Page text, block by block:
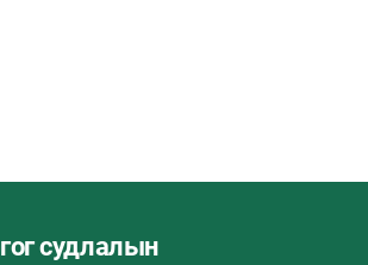
судлалын